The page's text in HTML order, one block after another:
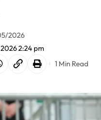
2:24 pm
2026
1 Min Read